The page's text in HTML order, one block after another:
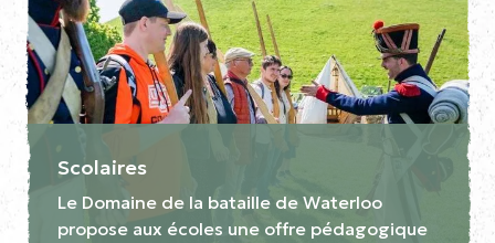
Scolaires
Le Domaine de la bataille de Waterloo
propose aux écoles une offre pédagogique